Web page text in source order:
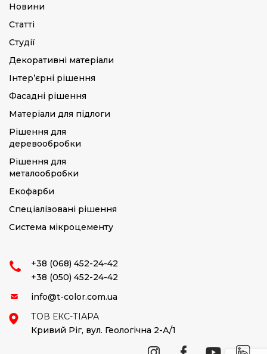
Новини
Статті
Студії
Декоративні матеріали
Інтер’єрні рішення
Фасадні рішення
Матеріали для підлоги
Рішення для
деревообробки
Рішення для
металообробки
Екофарби
Спеціалізовані рішення
Система мікроцементу
+38 (068) 452-24-42
+38 (050) 452-24-42
info@t-color.com.ua
ТОВ ЕКС-ТІАРА
Кривий Ріг, вул. Геологічна 2-А/1